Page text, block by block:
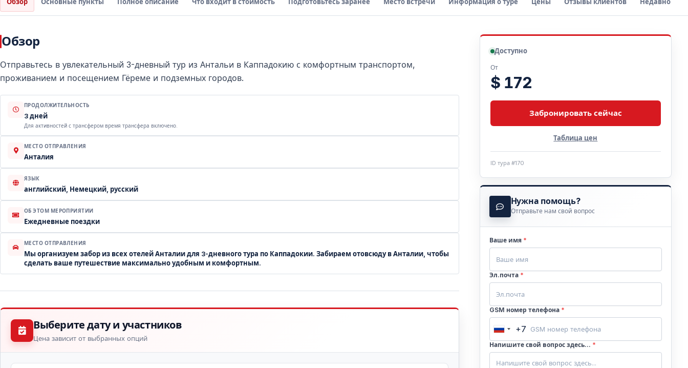
Обзор
Отправьтесь в увлекательный 3-дневный тур из Антальи в Каппадокию с комфортным транспортом,
проживанием и посещением Гёреме и подземных городов.
ПРОДОЛЖИТЕЛЬНОСТЬ
3 дней
Для активностей с трансфером время трансфера включено.
МЕСТО ОТПРАВЛЕНИЯ
Анталия
ЯЗЫК
английский, Немецкий, русский
ОБ ЭТОМ МЕРОПРИЯТИИ
Ежедневные поездки
МЕСТО ОТПРАВЛЕНИЯ
Мы организуем забор из всех отелей Анталии для 3-дневного тура по Каппадокии. Забираем отовсюду в Анталии, чтобы
сделать ваше путешествие максимально удобным и комфортным.
Выберите дату и участников
Цена зависит от выбранных опций
Доступно
От
$ 172
Забронировать сейчас
Таблица цен
ID тура #170
Нужна помощь?
Отправьте нам свой вопрос
Ваше имя *
Эл.почта *
GSM номер телефона *
Russia
+7
+7
Напишите свой вопрос здесь... *